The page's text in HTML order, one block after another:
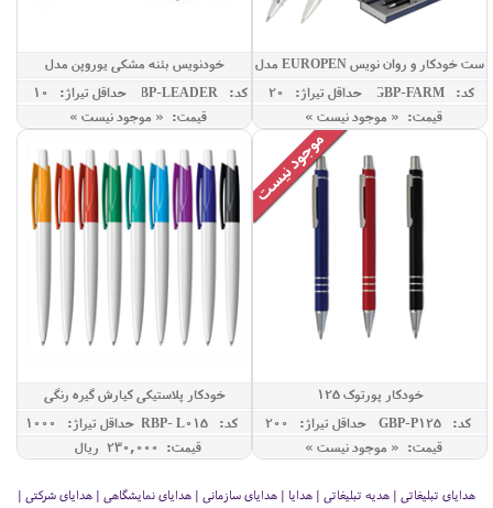
ست خودکار و روان نویس EUROPEN مدل
FARM
کد: GBP-FARM
حداقل تيراژ: 20
قیمت: « موجود نیست »
خودنویس بئنه مشکی یوروپن مدل
LEADER
کد: GBP-LEADER
حداقل تيراژ: 10
قیمت: « موجود نیست »
خودکار پورتوک 125
کد: GBP-P125
حداقل تيراژ: 200
قیمت: « موجود نیست »
خودکار پلاستیکی کیارش گیره رنگی
کد: RBP- L015
حداقل تيراژ: 1000
قیمت: 230,000 ريال
هدایای تبلیغاتی | هدیه تبلیغاتی | هدایا | هدایای سازمانی | هدایای نمایشگاهی | هدایای شرکتی |